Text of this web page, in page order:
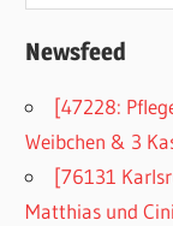
Newsfeed
[47228:
Weibchen & 3
[76131
Matthias und